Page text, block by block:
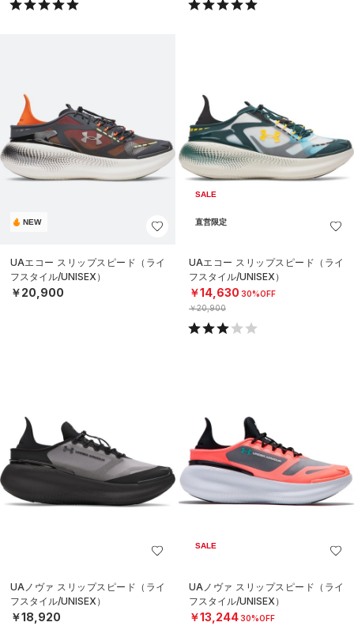
NEW
UAエコー スリップスピード（ライ
フスタイル/UNISEX）
￥20,900
SALE
直営限定
UAエコー スリップスピード（ライ
フスタイル/UNISEX）
￥14,630 30%OFF
￥20,900
UAノヴァ スリップスピード（ライ
フスタイル/UNISEX）
￥18,920
SALE
UAノヴァ スリップスピード（ライ
フスタイル/UNISEX）
￥13,24430%OFF